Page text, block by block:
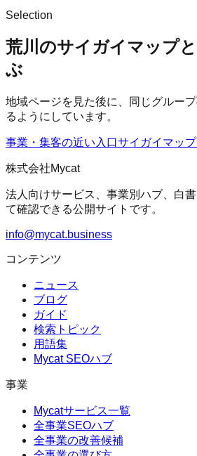
Selection
荒川のサイガイマップ
ぶ
地域ページを見た後に、同じグルー
るようにしています。
事業・集客の近い入口サイガイマップ
株式会社Mycat
法人向けサービス、事業別ハブ、白
て確認できる公開サイトです。
info@mycat.business
コンテンツ
ニュース
ブログ
ガイド
検索トピック
用語集
Mycat SEOハブ
事業
Mycatサービス一覧
全事業SEOハブ
全事業の改善候補